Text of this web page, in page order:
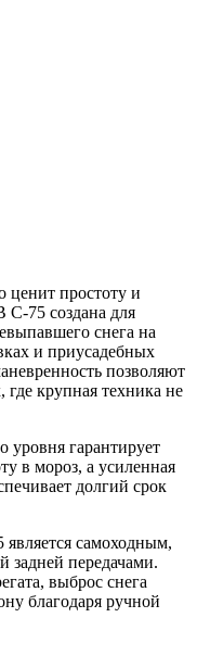
ценит простоту и
75 создана для
снега на
и приусадебных
позволяют
где крупная техника не
уровня гарантирует
в мороз, а усиленная
долгий срок
самоходным,
задней передачами.
выброс снега
благодаря ручной